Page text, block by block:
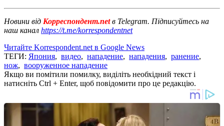
Новини від Корреспондент.netв Telegram. Підписуйтесь на
наш канал https://t.me/korrespondentnet
Читайте Korrespondent.net в Google News
ТЕГИ: Япония, видео, нападение, нападения, ранение,
нож, вооруженное нападение
Якщо ви помітили помилку, виділіть необхідний текст і
натисніть Ctrl + Enter, щоб повідомити про це редакцію.